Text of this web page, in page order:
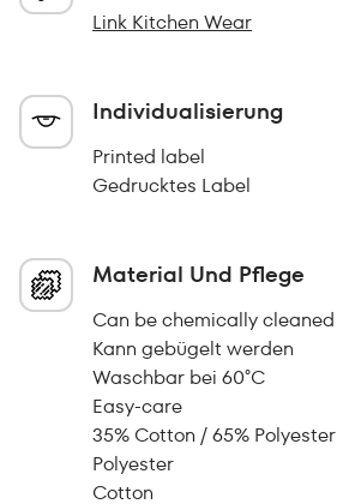
Link Kitchen Wear
Individualisierung
Printed label
Gedrucktes Label
Material Und Pflege
Can be chemically cleaned
Kann gebügelt werden
Waschbar bei 60°C
Easy-care
35% Cotton / 65% Polyester
Polyester
Cotton